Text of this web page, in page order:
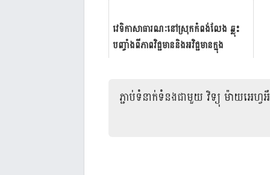
វេទិកា​សាធារណៈ​​នៅ​ស្រុក​កំពង់​លែង ឆ្លុះ​
បញ្ចាំ​ង​ពីភាព​វិជ្ជមាន​និងអវិជ្ជមាន​​ក្នុង
ភ្ជាប់ទំនាក់ទំនងជាមួយវិទ្យុ ម៉ាយអេហ្វ